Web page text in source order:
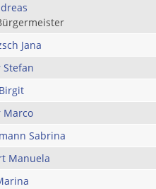
Jana
Marco
Sabrina
Manuela